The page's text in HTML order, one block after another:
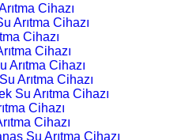
Cihazı
Arıtma Cihazı
Cihazı
Cihazı
Arıtma Cihazı
Arıtma Cihazı
Su Arıtma Cihazı
Cihazı
Cihazı
Su Arıtma Cihazı